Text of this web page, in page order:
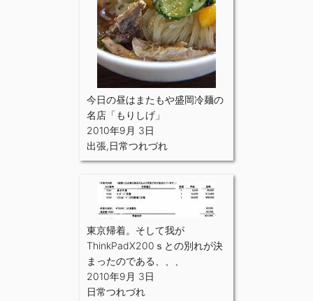
今日の昼はまたもや盛岡冷麺の
名店「もりしげ」
2010年9月 3日
出張,日常つれづれ
東京帰着。そして我が
ThinkPadX200ｓとの別れが決
まったのである、、、
2010年9月 3日
日常つれづれ